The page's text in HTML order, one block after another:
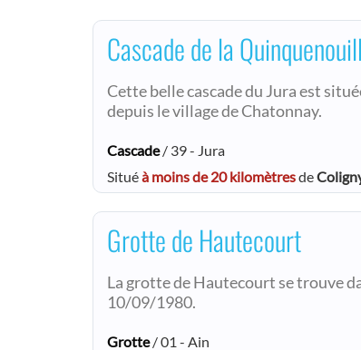
Cascade de la
Cette belle cascade du Jura est
depuis le village de Chatonnay.
Cascade/ 39 - Jura
Situéà moins de 20 kilomètresde
Grotte de Hautecourt
La grotte de Hautecourt se trouve
10/09/1980.
Grotte/ 01 - Ain